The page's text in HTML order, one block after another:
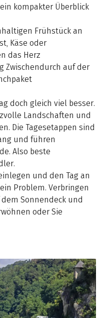
kompakter Überblick
Frühstück an
Käse oder
das Herz
Zwischendurch auf der
doch gleich viel besser.
Landschaften und
Die Tagesetappen sind
und führen
Also beste
und den Tag an
Problem. Verbringen
Sonnendeck und
oder Sie